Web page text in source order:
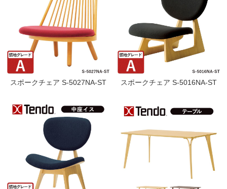
スポークチェア S-5027NA-ST スポークチェア S-5016NA-ST